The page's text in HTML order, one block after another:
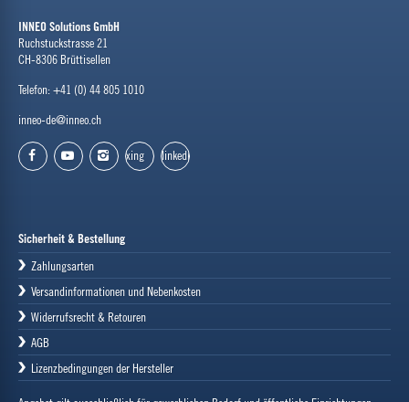
INNEO Solutions GmbH
Ruchstuckstrasse 21
CH-8306 Brüttisellen
Telefon: +41 (0) 44 805 1010
inneo-de@inneo.ch
xing linkedin
Sicherheit & Bestellung
Zahlungsarten
Versandinformationen und Nebenkosten
Widerrufsrecht & Retouren
AGB
Lizenzbedingungen der Hersteller